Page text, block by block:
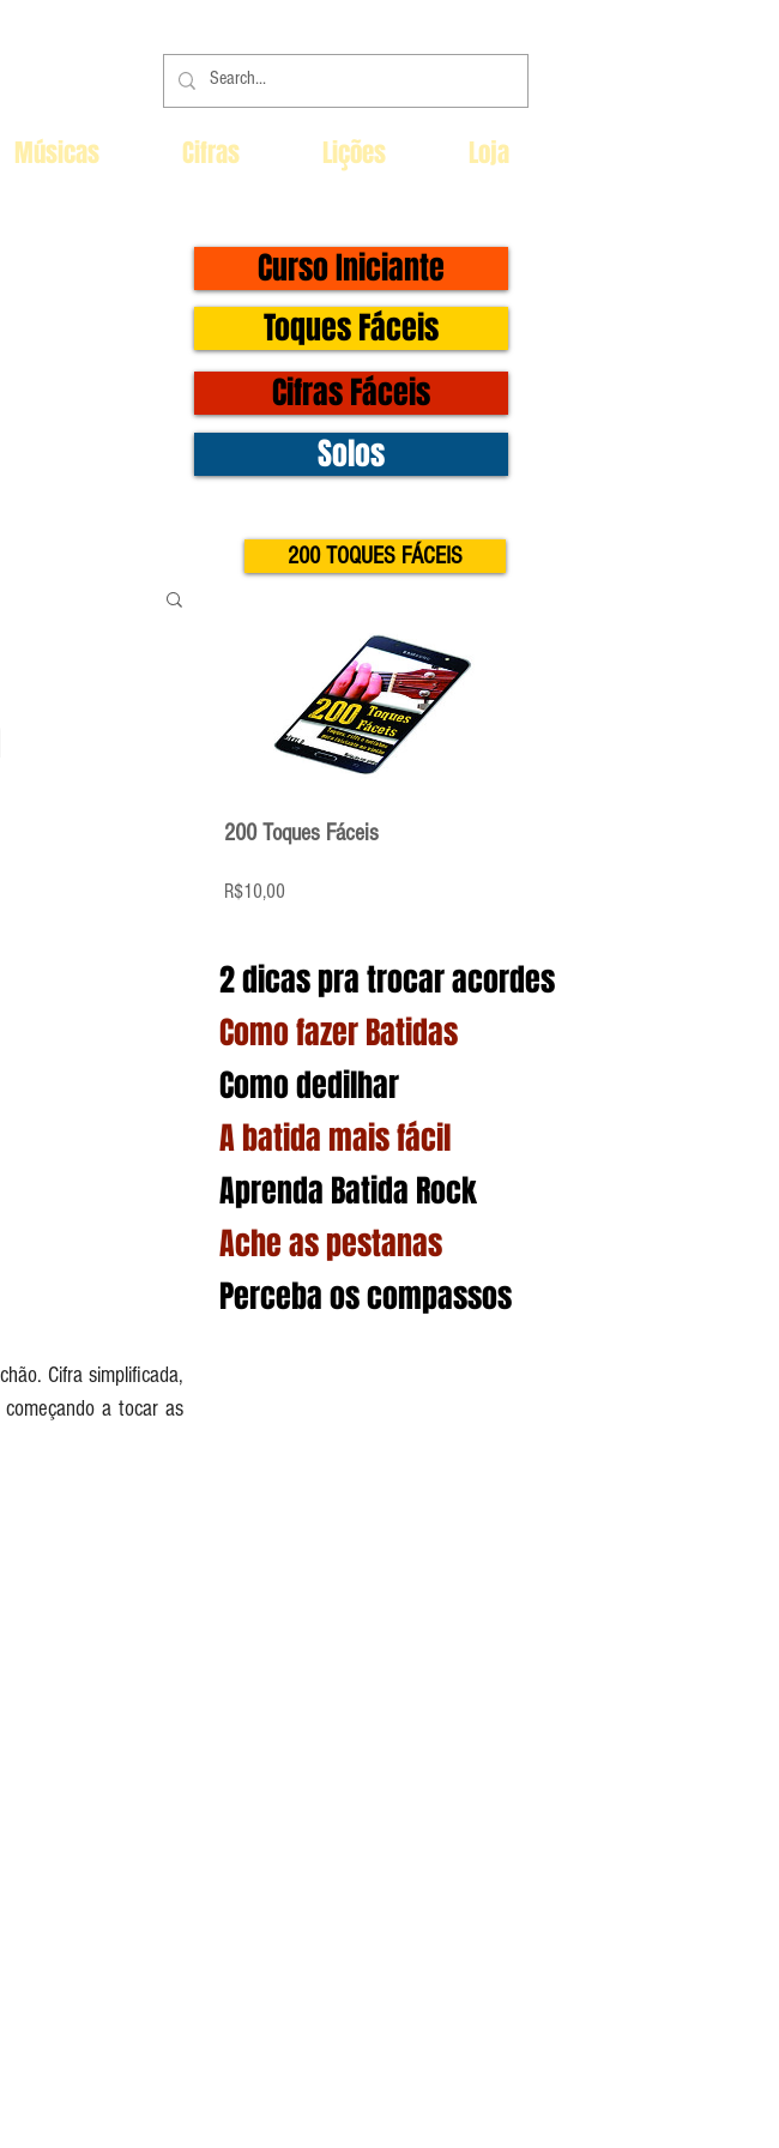
Músicas Cifras Lições Loja
Curso Iniciante
Toques Fáceis
Cifras Fáceis
Solos
200 TOQUES FÁCEIS
Cifra simplificada,
a tocar as
200 Toques Fáceis
R$10,00
2 dicas pra trocar acordes
Como fazer Batidas
Como dedilhar
A batida mais fácil
Aprenda Batida Rock
Ache as pestanas
Perceba os compassos